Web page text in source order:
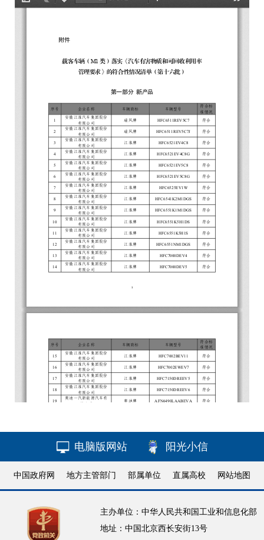
电脑版网站 阳光小信
中国政府网 地方主管部门 部属单位 直属高校 网站地图
主办单位：中华人民共和国工业和信息化部
地址：中国北京西长安街13号